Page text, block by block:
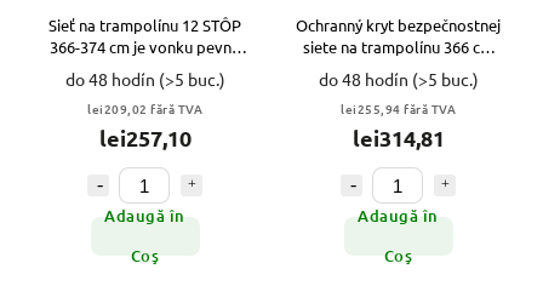
Sieť na trampolínu 12 STÔP
366-374 cm je vonku pevná
pre 8 UV stĺpikov VYPR
do 48 hodín (>5 buc.)
lei209,02 fără TVA
lei257,10
Adaugă în
Coş
Ochranný kryt bezpečnostnej
siete na trampolínu 366 cm
8n/180 cm VYPR
do 48 hodín (>5 buc.)
lei255,94 fără TVA
lei314,81
Adaugă în
Coş